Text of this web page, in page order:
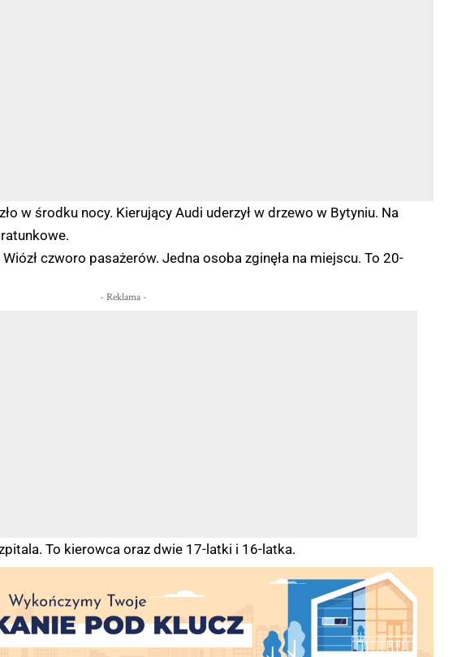
w środku nocy. Kierujący Audi uderzył w drzewo w Bytyniu. Na
czworo pasażerów. Jedna osoba zginęła na miejscu. To 20-
- Reklama -
To kierowca oraz dwie 17-latki i 16-latka.